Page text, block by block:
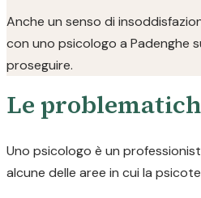
Anche un senso di
con uno psicologo a Padenghe
proseguire.
Le
Uno psicologo è un
alcune delle aree in cui la